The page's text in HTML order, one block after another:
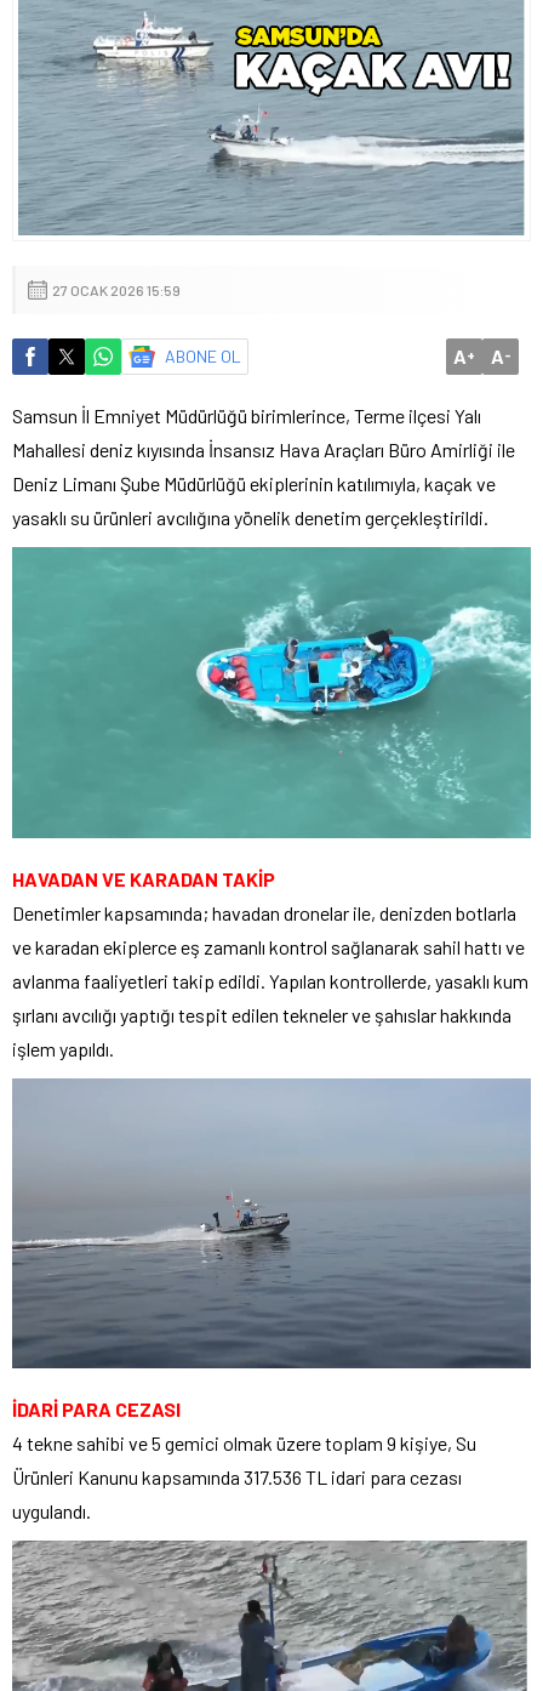
27 OCAK 2026 15:59
ABONE OL A+ A-
Samsun İl Emniyet Müdürlüğü birimlerince, Terme ilçesi Yalı
Mahallesi deniz kıyısında İnsansız Hava Araçları Büro Amirliği ile
Deniz Limanı Şube Müdürlüğü ekiplerinin katılımıyla, kaçak ve
yasaklı su ürünleri avcılığına yönelik denetim gerçekleştirildi.
HAVADAN VE KARADAN TAKİP
Denetimler kapsamında; havadan dronelar ile, denizden botlarla
ve karadan ekiplerce eş zamanlı kontrol sağlanarak sahil hattı ve
avlanma faaliyetleri takip edildi. Yapılan kontrollerde, yasaklı kum
şırlanı avcılığı yaptığı tespit edilen tekneler ve şahıslar hakkında
işlem yapıldı.
İDARİ PARA CEZASI
4 tekne sahibi ve 5 gemici olmak üzere toplam 9 kişiye, Su
Ürünleri Kanunu kapsamında 317.536 TL idari para cezası
uygulandı.